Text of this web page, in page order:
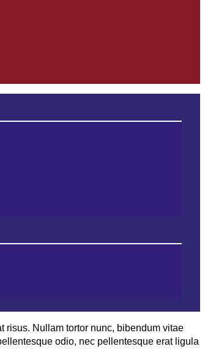
risus. Nullam tortor nunc, bibendum vitae
odio, nec pellentesque erat ligula